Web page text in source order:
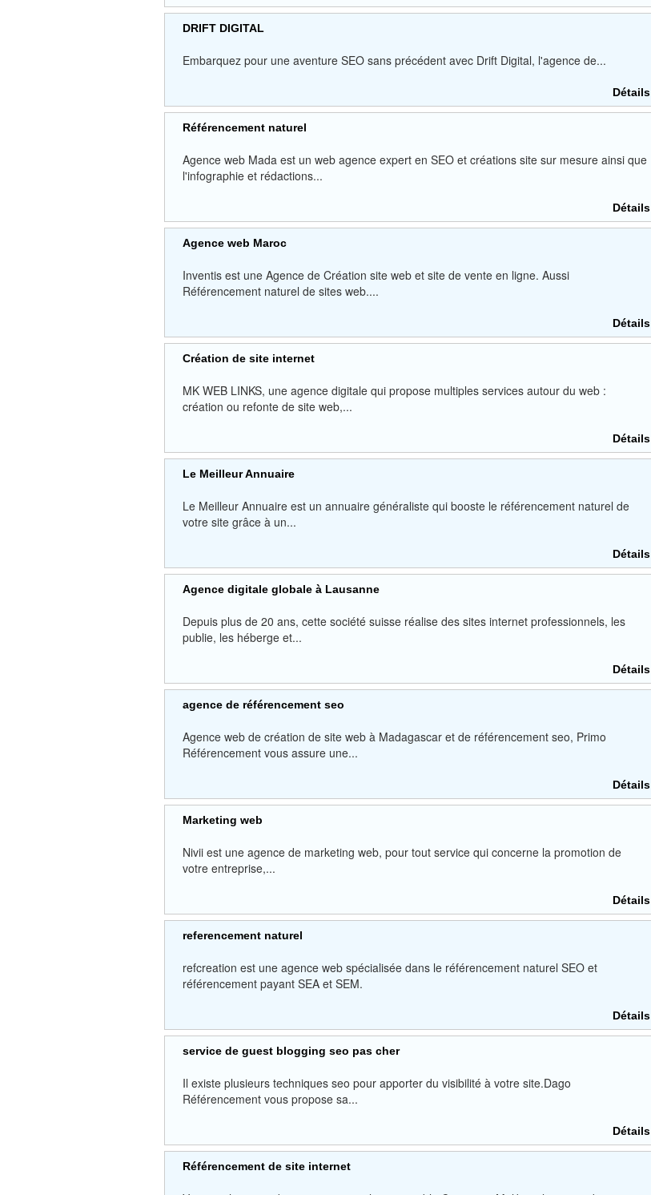
DRIFT DIGITAL
Embarquez pour une aventure SEO sans précédent avec Drift Digital, l'agence de...
Détails
Référencement naturel
Agence web Mada est un web agence expert en SEO et créations site sur mesure ainsi que
l'infographie et rédactions...
Détails
Agence web Maroc
Inventis est une Agence de Création site web et site de vente en ligne. Aussi
Référencement naturel de sites web....
Détails
Création de site internet
MK WEB LINKS, une agence digitale qui propose multiples services autour du web :
création ou refonte de site web,...
Détails
Le Meilleur Annuaire
Le Meilleur Annuaire est un annuaire généraliste qui booste le référencement naturel de
votre site grâce à un...
Détails
Agence digitale globale à Lausanne
Depuis plus de 20 ans, cette société suisse réalise des sites internet professionnels, les
publie, les héberge et...
Détails
agence de référencement seo
Agence web de création de site web à Madagascar et de référencement seo, Primo
Référencement vous assure une...
Détails
Marketing web
Nivii est une agence de marketing web, pour tout service qui concerne la promotion de
votre entreprise,...
Détails
referencement naturel
refcreation est une agence web spécialisée dans le référencement naturel SEO et
référencement payant SEA et SEM.
Détails
service de guest blogging seo pas cher
Il existe plusieurs techniques seo pour apporter du visibilité à votre site.Dago
Référencement vous propose sa...
Détails
Référencement de site internet